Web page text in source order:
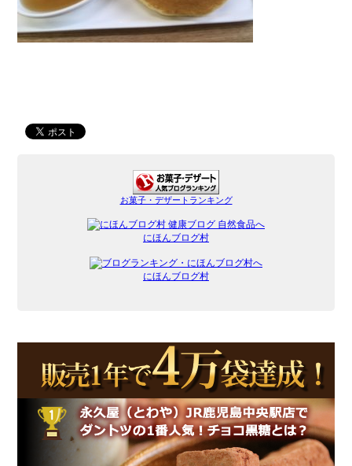
お菓子・デザートランキング
にほんブログ村
にほんブログ村